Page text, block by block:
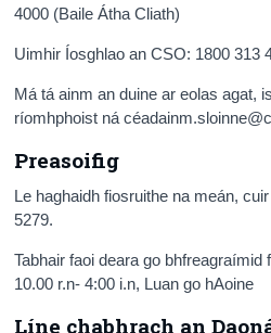
4000 (Baile Átha Cliath)
Uimhir Íosghlao an CSO: 1800 313
Má tá ainm an duine ar eolas agat,
ríomhphoist ná
Preasoifig
Le haghaidh fiosruithe na meán,
5279.
Tabhair faoi deara go bhfreagraímid
10.00 r.n- 4:00 i.n, Luan go hAoine
Líne chabhrach an